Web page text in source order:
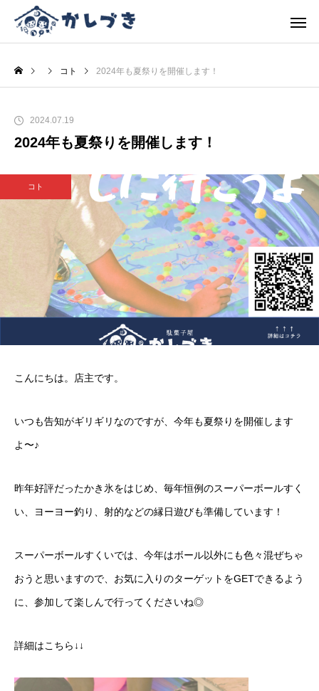
コト 2024年も夏祭りを開催します！
2024.07.19
2024年も夏祭りを開催します！
コト
こんにちは。店主です。
いつも告知がギリギリなのですが、今年も夏祭りを開催します
よ〜♪
昨年好評だったかき氷をはじめ、毎年恒例のスーパーボールすく
い、ヨーヨー釣り、射的などの縁日遊びも準備しています！
スーパーボールすくいでは、今年はボール以外にも色々混ぜちゃ
おうと思いますので、お気に入りのターゲットをGETできるよう
に、参加して楽しんで行ってくださいね◎
詳細はこちら↓↓